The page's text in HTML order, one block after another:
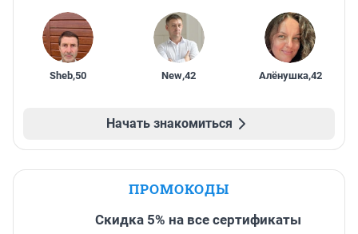
Sheb,50 New,42 Алёнушка,42
Начать знакомиться
ПРОМОКОДЫ
Скидка 5% на все сертификаты